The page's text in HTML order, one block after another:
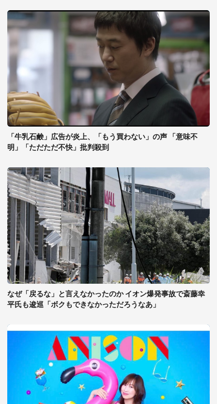
「牛乳石鹸」広告が炎上、「もう買わない」の声 「意味不
明」「ただただ不快」批判殺到
なぜ「戻るな」と言えなかったのか イオン爆発事故で斎藤幸
平氏も逡巡「ボクもできなかっただろうなあ」